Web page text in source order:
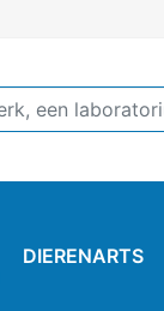
DIERENARTS